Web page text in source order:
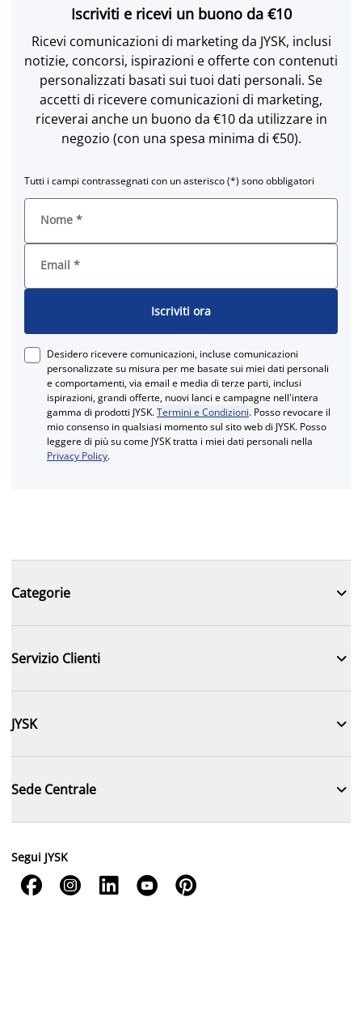
Iscriviti e ricevi un buono da €10
Ricevi comunicazioni di marketing da JYSK, inclusi
notizie, concorsi, ispirazioni e offerte con contenuti
personalizzati basati sui tuoi dati personali. Se
accetti di ricevere comunicazioni di marketing,
riceverai anche un buono da €10 da utilizzare in
negozio (con una spesa minima di €50).
Tutti i campi contrassegnati con un asterisco (*) sono obbligatori
Nome *
Email *
Iscriviti ora
Desidero ricevere comunicazioni, incluse comunicazioni
personalizzate su misura per me basate sui miei dati personali
e comportamenti, via email e media di terze parti, inclusi
ispirazioni, grandi offerte, nuovi lanci e campagne nell'intera
gamma di prodotti JYSK.Termini e Condizioni. Posso revocare il
mio consenso in qualsiasi momento sul sito web di JYSK. Posso
leggere di più su come JYSK tratta i miei dati personali nella
Privacy Policy.
Categorie 
Servizio Clienti 
JYSK 
Sede Centrale 
Segui JYSK
    